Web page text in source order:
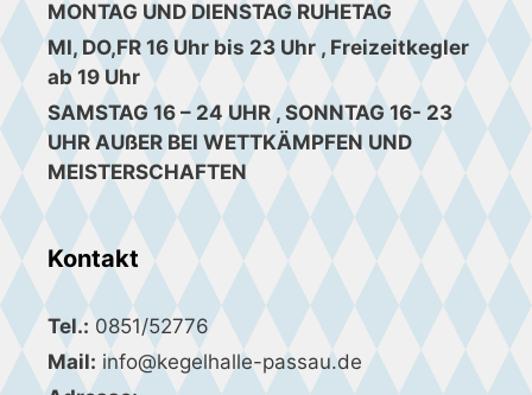
MONTAG UND DIENSTAG RUHETAG
MI, DO,FR 16 Uhr bis 23 Uhr , Freizeitkegler
ab 19 Uhr
SAMSTAG 16 – 24 UHR , SONNTAG 16- 23
UHR AUßER BEI WETTKÄMPFEN UND
MEISTERSCHAFTEN
Kontakt
Tel.: 0851/52776
Mail: info@kegelhalle-passau.de